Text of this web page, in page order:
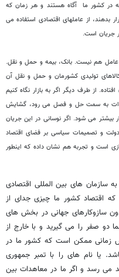
در کشور ما آگاه هستند و هر زمان که
بدهند، از عامل‏های اقتصادی استفاده می‏
جریان است.
هم نیست. بانک، بیمه و حمل و نقل.
تولیدی کشورمان و حمل و نقل آن
از طرف دیگر اگر به بازار نگاه کنیم
به سمت حل و فصل می‏ رود، گشایش
بیشتر می ‏شود. اگر نوسانی در این جریان
و تصمیمات سیاسی بر فضای اقتصاد
است و تجربه هم نشان داده که اینطور
سازمان‏ های بین المللی اقتصادی
که اقتصاد کشور ما چیزی جدای از
سازوکارهای جهانی در بخش‏ های
دو صفر را می‏ گیرید و با خارج از
زمانی ممکن است که کشور ما در
یا نام ه‏ای را با تمبر جمهوری
می‏ رسد و اگر ما در معاهدات بین